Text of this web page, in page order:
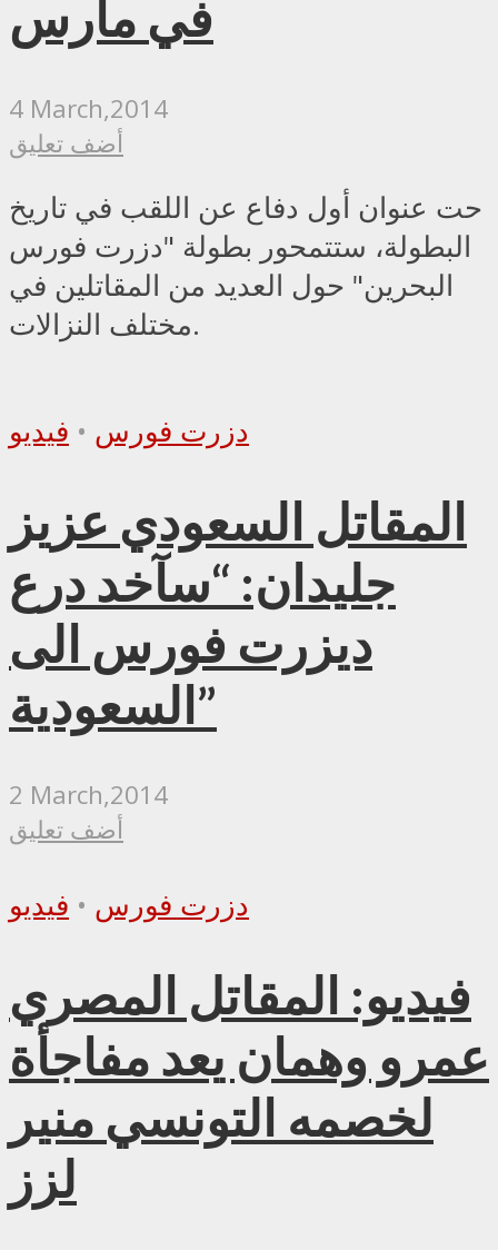
في مارس
4 March,2014
أضف تعليق
حت عنوان أول دفاع عن اللقب في تاريخ
البطولة، ستتمحور بطولة "دزرت فورس
البحرين" حول العديد من المقاتلين في
مختلف النزالات.
دزرت فورس • فيديو
المقاتل السعودي عزيز
جليدان: “سآخد درع
ديزرت فورس الى
السعودية”
2 March,2014
أضف تعليق
دزرت فورس • فيديو
فيديو: المقاتل المصري
عمرو وهمان يعد مفاجأة
لخصمه التونسي منير
لزز